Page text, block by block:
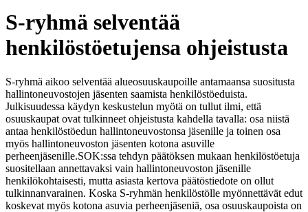
S-ryhmä selventää
henkilöstöetujensa ohjeistusta
S-ryhmä aikoo selventää alueosuuskaupoille antamaansa suositusta
hallintoneuvostojen jäsenten saamista henkilöstöeduista.
Julkisuudessa käydyn keskustelun myötä on tullut ilmi, että
osuuskaupat ovat tulkinneet ohjeistusta kahdella tavalla: osa niistä
antaa henkilöstöedun hallintoneuvostonsa jäsenille ja toinen osa
myös hallintoneuvoston jäsenten kotona asuville
perheenjäsenille.SOK:ssa tehdyn päätöksen mukaan henkilöstöetuja
suositellaan annettavaksi vain hallintoneuvoston jäsenille
henkilökohtaisesti, mutta asiasta kertova päätöstiedote on ollut
tulkinnanvarainen. Koska S-ryhmän henkilöstölle myönnettävät edut
koskevat myös kotona asuvia perheenjäseniä, osa osuuskaupoista on